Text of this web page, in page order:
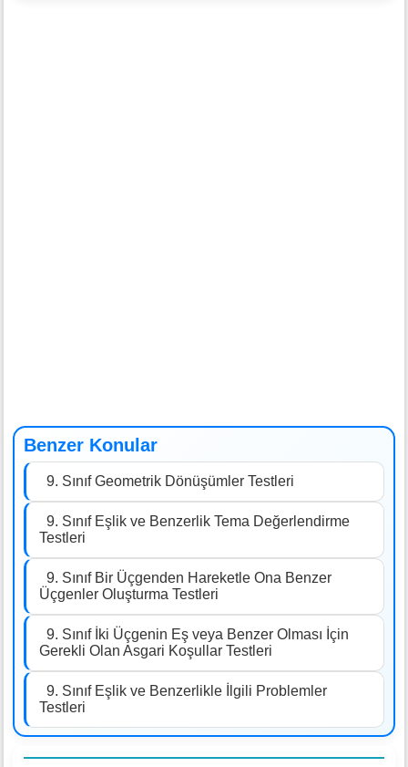
Benzer Konular
9. Sınıf Geometrik Dönüşümler Testleri
9. Sınıf Eşlik ve Benzerlik Tema Değerlendirme
Testleri
9. Sınıf Bir Üçgenden Hareketle Ona Benzer
Üçgenler Oluşturma Testleri
9. Sınıf İki Üçgenin Eş veya Benzer Olması İçin
Gerekli Olan Asgari Koşullar Testleri
9. Sınıf Eşlik ve Benzerlikle İlgili Problemler
Testleri